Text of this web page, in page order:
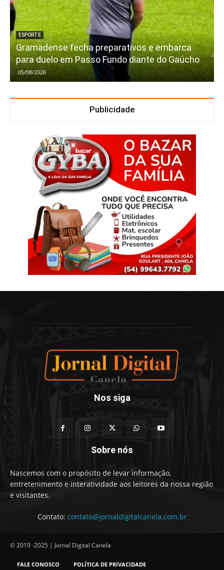
ESPORTE
Gramadense fecha preparativos e embarca
para duelo em Passo Fundo diante do Gaúcho
05/08/2026
Publicidade
Nos siga
Sobre nós
Nascemos com o propósito de levar informação,
entretenimento e interatividade aos leitores da nossa região
e visitantes.
Contato: contato@jornaldigitalcanela.com.br
© 2019 -2025 | Jornal Digital Canela
FALE CONOSCO POLÍTICA DE PRIVACIDADE